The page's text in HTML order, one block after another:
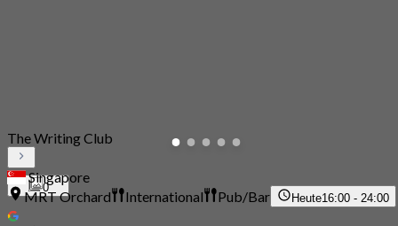
0
The Writing Club
Singapore
MRT Orchard
International Pub/Bar Heute16:00 - 24:00